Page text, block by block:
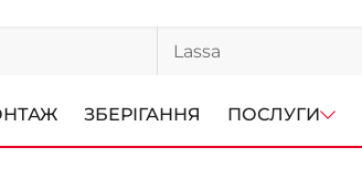
ЗБЕРІГАННЯ ПОСЛУГИ